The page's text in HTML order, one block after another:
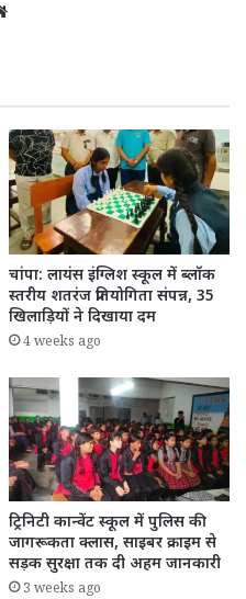
चांपा: लायंस इंग्लिश स्कूल में ब्लॉक
स्तरीय शतरंज प्रतियोगिता संपन्न, 35
खिलाड़ियों ने दिखाया दम
4 weeks ago
ट्रिनिटी कान्वेंट स्कूल में पुलिस की
जागरूकता क्लास, साइबर क्राइम से
सड़क सुरक्षा तक दी अहम जानकारी
3 weeks ago